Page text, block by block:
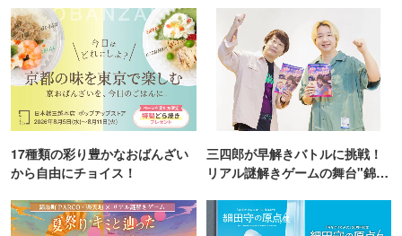
17種類の彩り豊かなおばんざい
から自由にチョイス！
三四郎が早解きバトルに挑戦！
リアル謎解きゲームの舞台"錦糸